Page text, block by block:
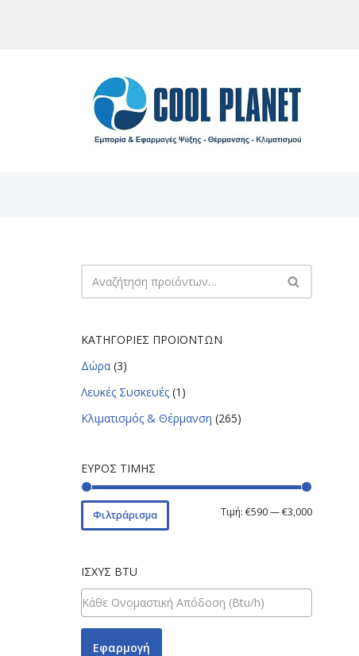
ΚΑΤΗΓΟΡΊΕΣ ΠΡΟΪΌΝΤΩΝ
Δώρα (3)
Λευκές Συσκευές (1)
Κλιματισμός & Θέρμανση (265)
ΕΎΡΟΣ ΤΙΜΉΣ
Φιλτράρισμα Τιμή: €590—€3,000
ΙΣΧΎΣ BTU
Εφαρμογή